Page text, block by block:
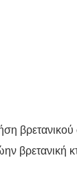
βρετανική